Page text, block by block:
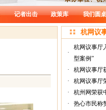
记者出击 政策库 我们圆
杭网议
·
杭网议事厅
型案例”
·
杭网议事厅
·
杭网议事厅
·
杭州网荣获
·
热心市民称